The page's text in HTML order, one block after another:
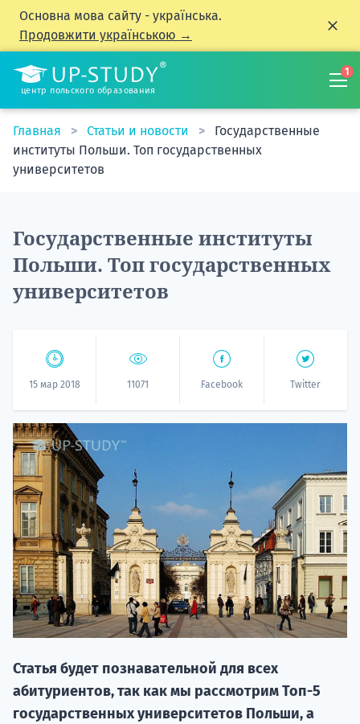
Основна мова сайту - українська.
Продовжити українською →
центр польского образования
1
Главная Статьи и новости
Государственные
институты Польши. Топ государственных
университетов
Государственные институты
Польши. Топ государственных
университетов
15 мар 2018 11071 Facebook Twitter
Статья будет познавательной для всех
абитуриентов, так как мы рассмотрим Топ-5
государственных университетов Польши, а
20.09